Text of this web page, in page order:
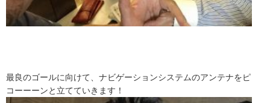
最良のゴールに向けて、ナビゲーションシステムのアンテナをピ
コーーーンと立てていきます！